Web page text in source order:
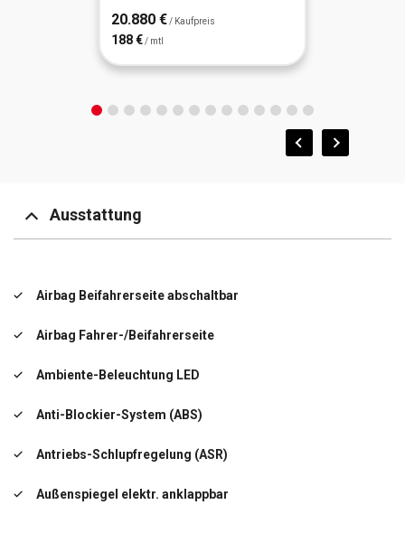
20.880 € / Kaufpreis
188 € / mtl
Ausstattung
Airbag Beifahrerseite abschaltbar
Airbag Fahrer-/Beifahrerseite
Ambiente-Beleuchtung LED
Anti-Blockier-System (ABS)
Antriebs-Schlupfregelung (ASR)
Außenspiegel elektr. anklappbar